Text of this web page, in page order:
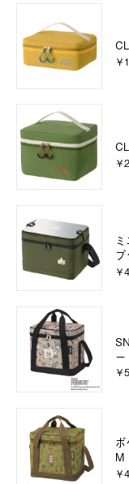
￥
￥
￥
ー
￥
M
￥